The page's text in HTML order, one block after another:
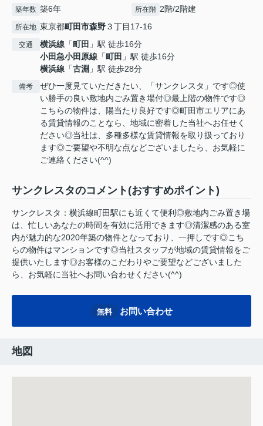
築年数 築6年 所在階 2階/2階建
所在地 東京都町田市森野３丁目17-16
交通 横浜線 「町田 」駅 徒歩16分
小田急小田原線 「町田 」駅 徒歩16分
横浜線 「古淵 」駅 徒歩28分
備考
ぜひ一度見ていただきたい、「サンクレスタ」です◎使
い勝手の良い敷地内ごみ置き場付◎最上階の物件です◎
こちらの物件は、陽当たり良好です◎町田市エリアにあ
る賃貸情報のことなら、地域に密着した当社へお任せく
ださい◎当社は、多種多様な賃貸情報を取り扱っており
ます◎ご要望や不明な点などございましたら、お気軽に
ご連絡ください(^^)
サンクレスタのコメント(おすすめポイント)
サンクレスタ：横浜線町田駅にも近くて便利◎敷地内ごみ置き場
は、忙しいあなたの時間を有効に活用できます◎清潔感のある室
内が魅力的な2020年築の物件となっており、一押しです◎こち
らの物件はマンションです◎当社スタッフが地域の賃貸情報をご
提供いたします◎お客様のこだわりやご要望などございました
ら、お気軽に当社へお問い合わせください(^^)
無料 お問い合わせ
地図